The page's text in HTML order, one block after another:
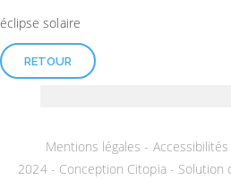
éclipse solaire
RETOUR
Mentions légales - Accessibilités
2024 - Conception Citopia- Solution